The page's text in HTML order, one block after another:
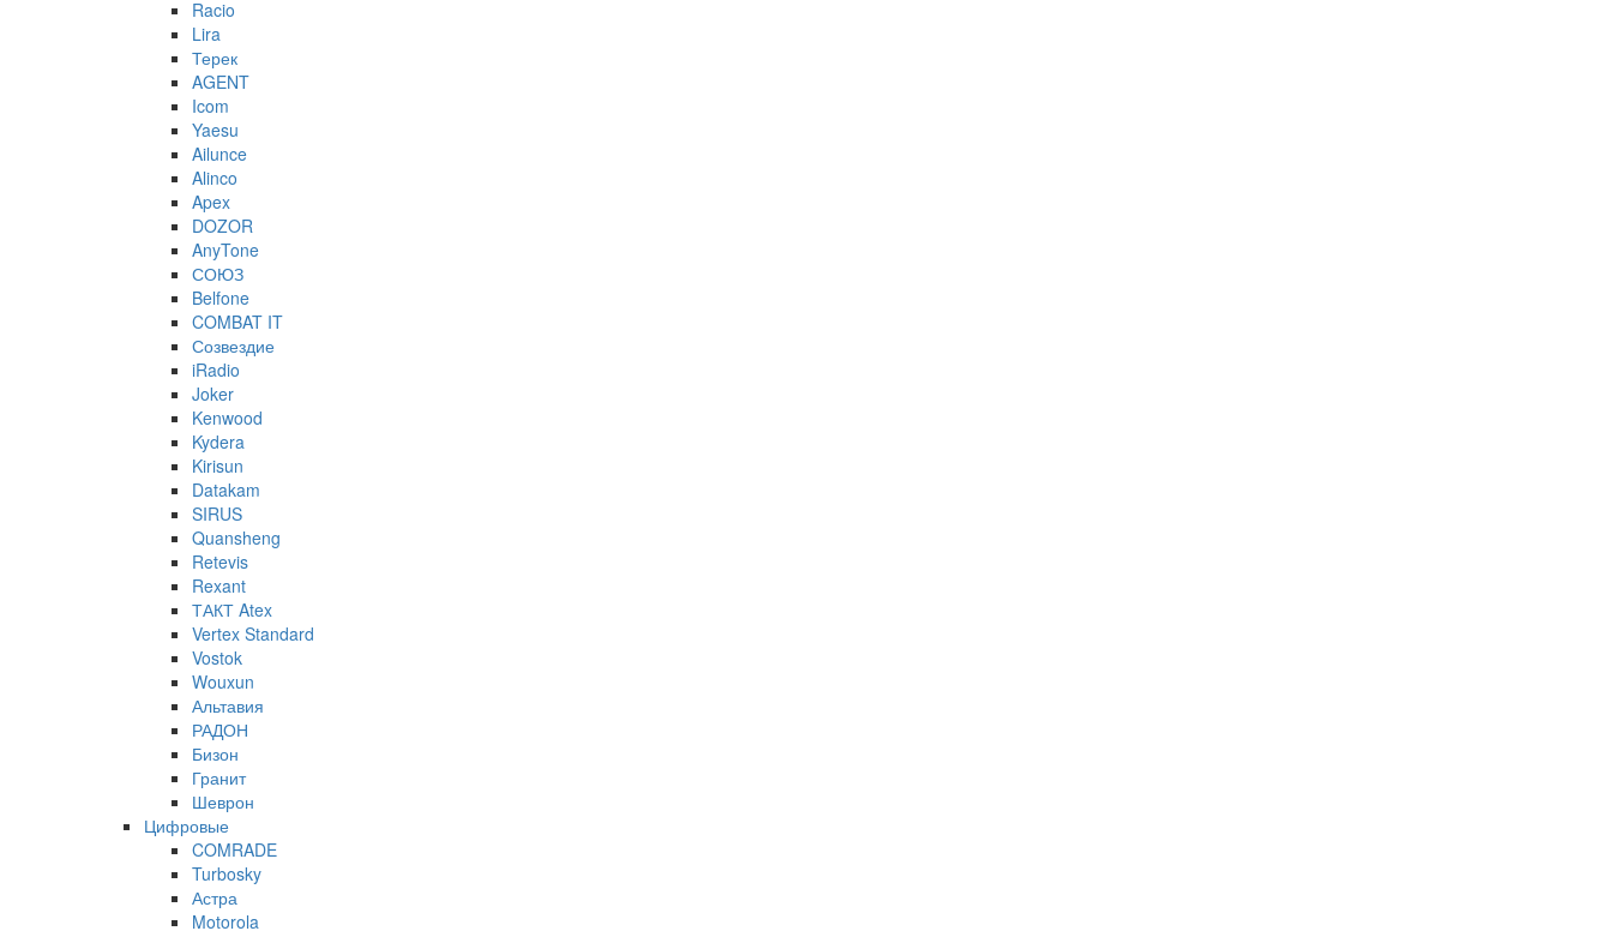
Racio
Lira
Терек
AGENT
Icom
Yaesu
Ailunce
Alinco
Apex
DOZOR
AnyTone
СОЮЗ
Belfone
COMBAT IT
Созвездие
iRadio
Joker
Kenwood
Kydera
Kirisun
Datakam
SIRUS
Quansheng
Retevis
Rexant
ТАКТ Atex
Vertex Standard
Vostok
Wouxun
Альтавия
РАДОН
Бизон
Гранит
Шеврон
Цифровые
COMRADE
Turbosky
Астра
Motorola